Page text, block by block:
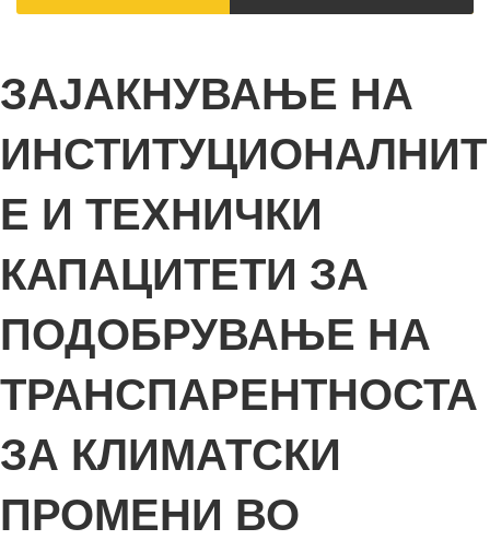
ЗАЈАКНУВАЊЕ НА
ИНСТИТУЦИОНАЛНИТ
Е И ТЕХНИЧКИ
КАПАЦИТЕТИ ЗА
ПОДОБРУВАЊЕ НА
ТРАНСПАРЕНТНОСТА
ЗА КЛИМАТСКИ
ПРОМЕНИ ВО